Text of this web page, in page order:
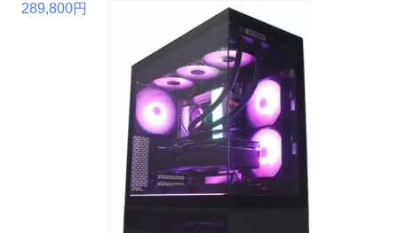
289,800円